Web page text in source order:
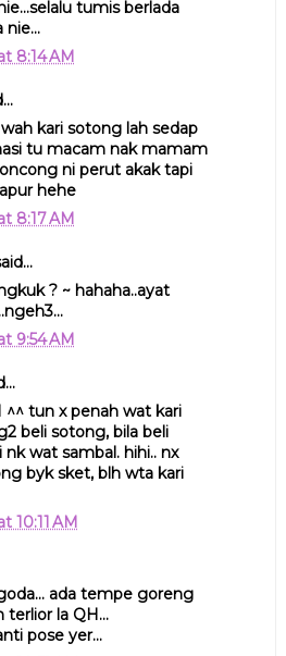
tumis berlada
nie...
8:14 AM
kari sotong lah sedap
tu macam nak mamam
ni perut akak tapi
hehe
8:17 AM
? ~ hahaha..ayat
9:54 AM
^^ tun x penah wat kari
beli sotong, bila beli
wat sambal. hihi.. nx
byk sket, blh wta kari
10:11 AM
ada tempe goreng
terlior la QH...
pose yer...